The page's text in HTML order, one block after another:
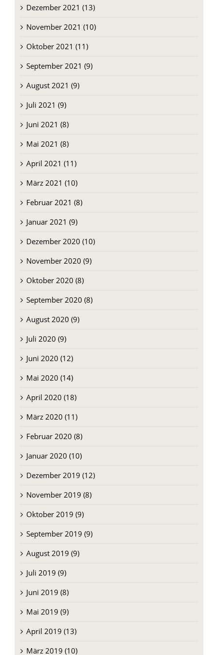
Dezember 2021 (13)
November 2021 (10)
Oktober 2021 (11)
September 2021 (9)
August 2021 (9)
Juli 2021 (9)
Juni 2021 (8)
Mai 2021 (8)
April 2021 (11)
März 2021 (10)
Februar 2021 (8)
Januar 2021 (9)
Dezember 2020 (10)
November 2020 (9)
Oktober 2020 (8)
September 2020 (8)
August 2020 (9)
Juli 2020 (9)
Juni 2020 (12)
Mai 2020 (14)
April 2020 (18)
März 2020 (11)
Februar 2020 (8)
Januar 2020 (10)
Dezember 2019 (12)
November 2019 (8)
Oktober 2019 (9)
September 2019 (9)
August 2019 (9)
Juli 2019 (9)
Juni 2019 (8)
Mai 2019 (9)
April 2019 (13)
März 2019 (10)